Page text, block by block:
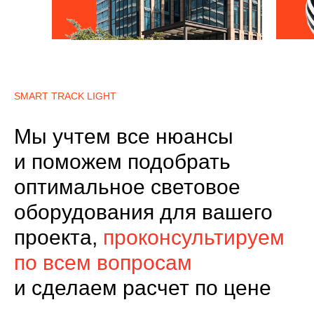
SMART TRACK LIGHT
Мы учтем все нюансы
и поможем подобрать
оптимальное световое
оборудования для вашего
проекта, проконсультируем
по всем вопросам
и сделаем расчет по цене